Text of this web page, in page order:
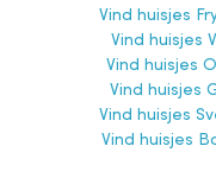
Vind huisjes
Vind huisjes
Vind huisjes
Vind huisjes
Vind huisjes
Vind huisjes